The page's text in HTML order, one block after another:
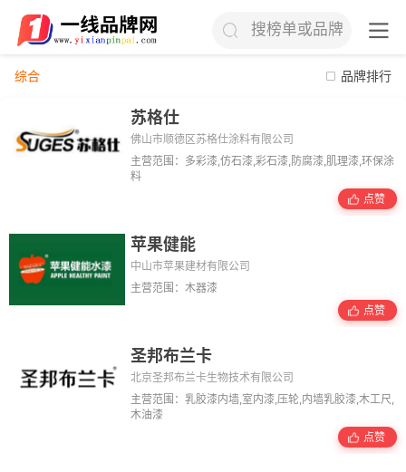
搜榜单或品牌
品牌排行
综合
苏格仕
佛山市顺德区苏格仕涂料有限公司
主营范围：多彩漆,仿石漆,彩石漆,防腐漆,肌理漆,环保涂
料
点赞
苹果健能
中山市苹果建材有限公司
主营范围：木器漆
点赞
圣邦布兰卡
北京圣邦布兰卡生物技术有限公司
主营范围：乳胶漆内墙,室内漆,压轮,内墙乳胶漆,木工尺,
木油漆
点赞